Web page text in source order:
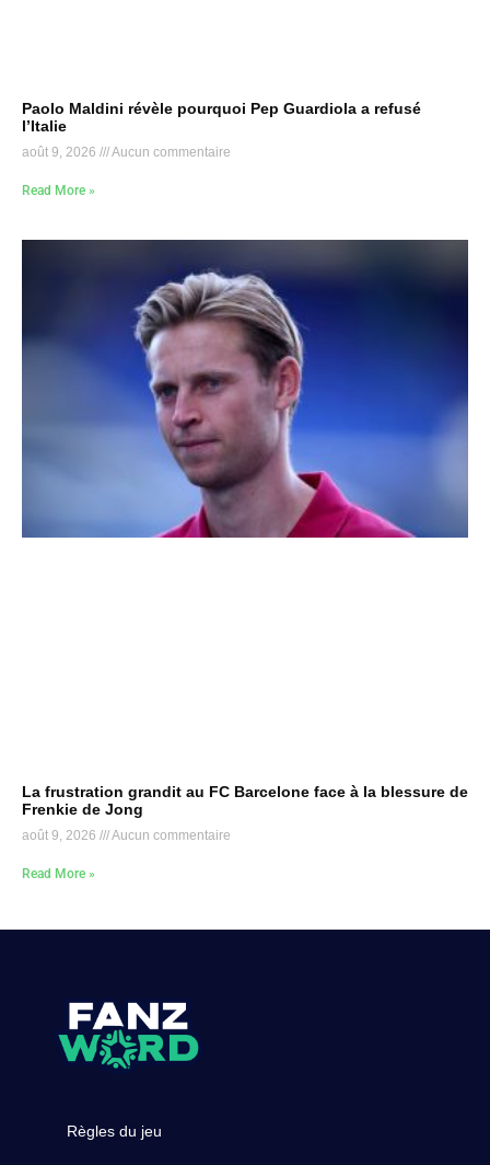
Paolo Maldini révèle pourquoi Pep Guardiola a refusé
l’Italie
août 9, 2026 Aucun commentaire
Read More »
La frustration grandit au FC Barcelone face à la blessure de
Frenkie de Jong
août 9, 2026 Aucun commentaire
Read More »
Règles du jeu